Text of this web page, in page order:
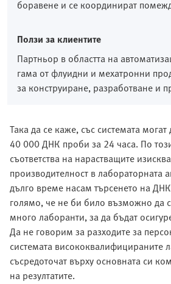
боравене и се координират
Ползи за клиентите
Партньор в областта на
гама от флуидни и мехатронни
за конструиране, разработване и
Така да се каже, със системата
40 000 ДНК проби за 24 часа. По
съответства на нарастващите
производителност в лабораторната
дълго време насам търсенето на
голямо, че не би било възможно да
много лаборанти, за да бъдат
Да не говорим за разходите за
системата висококвалифицираните
съсредоточат върху основната си
на резултатите.